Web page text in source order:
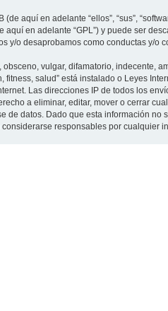
aquí en adelante “ellos”, “sus”,
aquí en adelante “GPL”) y puede ser
y/o desaprobamos como conductas y/o
vulgar, difamatorio, indecente,
fitness, salud” está instalado o Leyes
Las direcciones IP de todos los
a eliminar, editar, mover o cerrar
de datos. Dado que esta información
responsables por cualquier